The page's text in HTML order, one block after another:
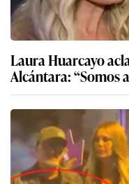
Laura Huarcayo
Alcántara: “Somos